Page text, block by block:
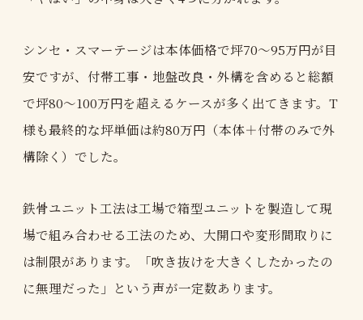
シンセ・スマーテージは本体価格で坪70〜95万円が目
安ですが、付帯工事・地盤改良・外構を含めると総額
で坪80〜100万円を超えるケースが多く出てきます。T
様も最終的な坪単価は約80万円（本体＋付帯のみで外
構除く）でした。
鉄骨ユニット工法は工場で箱型ユニットを製造して現
場で組み合わせる工法のため、大開口や変形間取りに
は制限があります。「吹き抜けを大きくしたかったの
に無理だった」という声が一定数あります。